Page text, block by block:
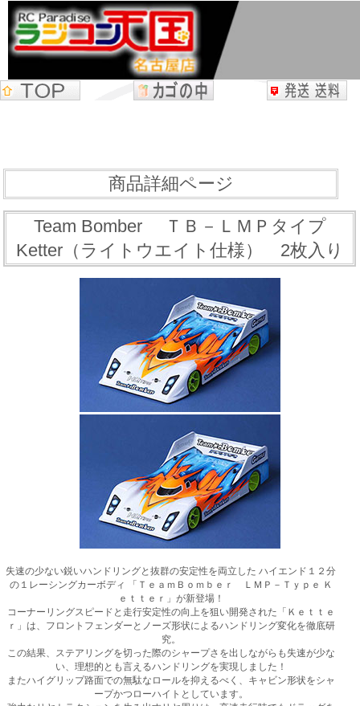
商品詳細ページ
Team Bomber ＴＢ－ＬＭＰタイプ
Ketter（ライトウエイト仕様） 2枚入り
失速の少ない鋭いハンドリングと抜群の安定性を両立した ハイエンド１２分
の１レーシングカーボディ 「ＴｅａｍＢｏｍｂｅｒ ＬＭＰ－Ｔｙｐｅ Ｋ
ｅｔｔｅｒ」が新登場！
コーナーリングスピードと走行安定性の向上を狙い開発された「Ｋｅｔｔｅ
ｒ」は、フロントフェンダーとノーズ形状によるハンドリング変化を徹底研
究。
この結果、ステアリングを切った際のシャープさを出しながらも失速が少な
い、理想的とも言えるハンドリングを実現しました！
またハイグリップ路面での無駄なロールを抑えるべく、キャビン形状をシャ
ープかつローハイトとしています。